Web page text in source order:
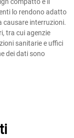
lo rendono adatto
causare interruzioni.
tra cui agenzie
sanitarie e uffici
dei dati sono